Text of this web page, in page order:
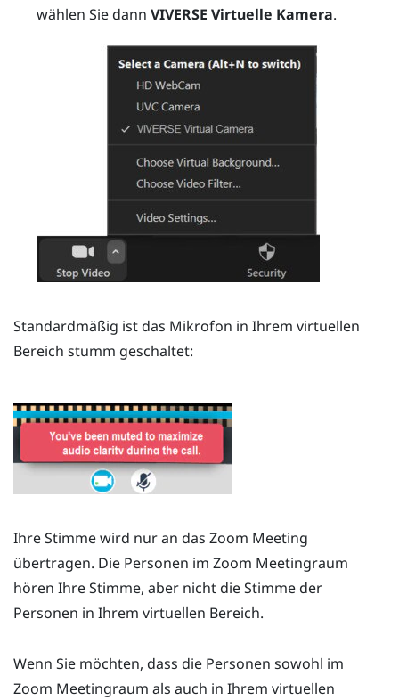
wählen Sie dann VIVERSE Virtuelle Kamera.
Standardmäßig ist das Mikrofon in Ihrem virtuellen
Bereich stumm geschaltet:
Ihre Stimme wird nur an das Zoom Meeting
übertragen. Die Personen im Zoom Meetingraum
hören Ihre Stimme, aber nicht die Stimme der
Personen in Ihrem virtuellen Bereich.
Wenn Sie möchten, dass die Personen sowohl im
Zoom Meetingraum als auch in Ihrem virtuellen